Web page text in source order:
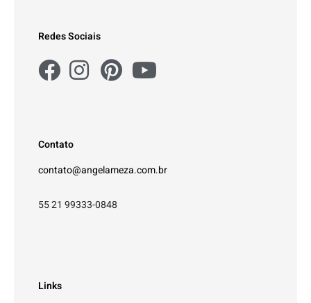
Redes Sociais
Contato
contato@angelameza.com.br
55 21 99333-0848
Links